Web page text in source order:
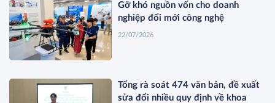
Gỡ khó nguồn vốn cho doanh
nghiệp đổi mới công nghệ
22/07/2026
Tổng rà soát 474 văn bản, đề xuất
sửa đổi nhiều quy định về khoa